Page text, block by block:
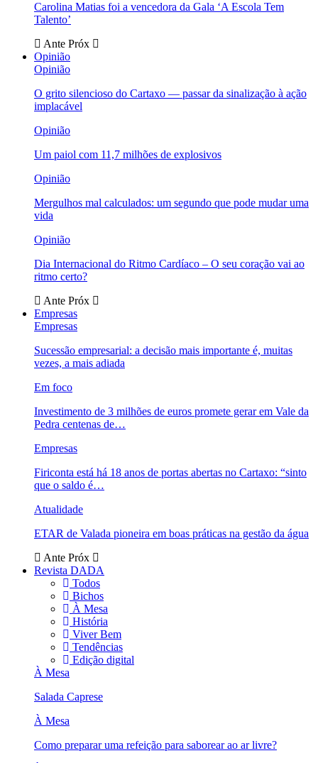
Carolina Matias foi a vencedora da Gala ‘A Escola Tem
Talento’
Ante Próx
Opinião
Opinião
O grito silencioso do Cartaxo — passar da sinalização à ação
implacável
Opinião
Um paiol com 11,7 milhões de explosivos
Opinião
Mergulhos mal calculados: um segundo que pode mudar uma
vida
Opinião
Dia Internacional do Ritmo Cardíaco – O seu coração vai ao
ritmo certo?
Ante Próx
Empresas
Empresas
Sucessão empresarial: a decisão mais importante é, muitas
vezes, a mais adiada
Em foco
Investimento de 3 milhões de euros promete gerar em Vale da
Pedra centenas de…
Empresas
Firiconta está há 18 anos de portas abertas no Cartaxo: “sinto
que o saldo é…
Atualidade
ETAR de Valada pioneira em boas práticas na gestão da água
Ante Próx
Revista DADA
Todos
Bichos
À Mesa
História
Viver Bem
Tendências
Edição digital
À Mesa
Salada Caprese
À Mesa
Como preparar uma refeição para saborear ao ar livre?